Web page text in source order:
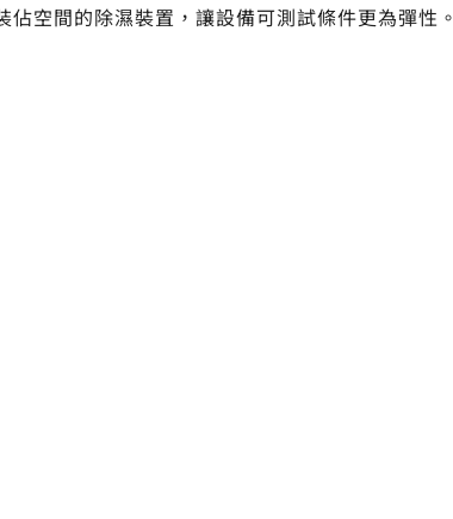
佔空間的除濕裝置，讓設備可測試條件更為彈性。